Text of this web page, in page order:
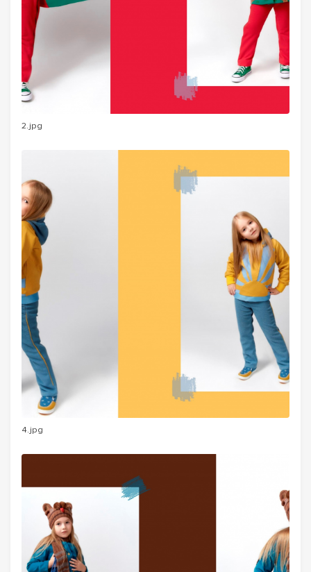
2.jpg
4.jpg